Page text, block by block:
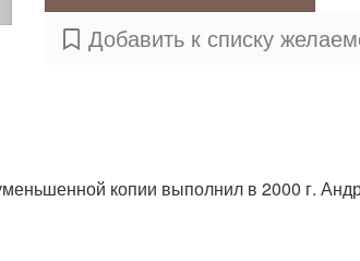
Добавить к списку
копии выполнил в 2000 г.